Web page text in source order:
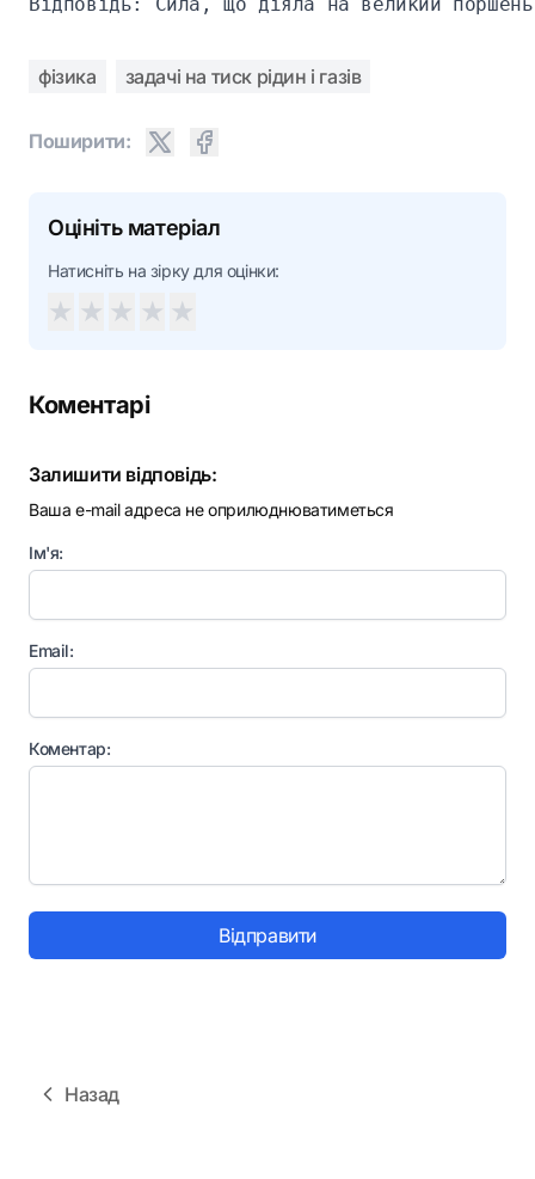
фізика задачі на тиск рідин і газів
Поширити:
Оцініть матеріал
Натисніть на зірку для оцінки:
★ ★ ★ ★ ★
Коментарі
Залишити відповідь:
Ваша e-mail адреса не оприлюднюватиметься
Ім'я:
Email:
Коментар:
Відправити
Назад